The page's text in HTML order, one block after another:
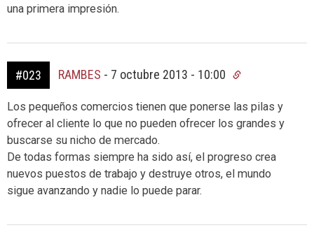
una primera impresión.
#023 RAMBES - 7 octubre 2013 - 10:00
Los pequeños comercios tienen que ponerse las pilas y
ofrecer al cliente lo que no pueden ofrecer los grandes y
buscarse su nicho de mercado.
De todas formas siempre ha sido así, el progreso crea
nuevos puestos de trabajo y destruye otros, el mundo
sigue avanzando y nadie lo puede parar.